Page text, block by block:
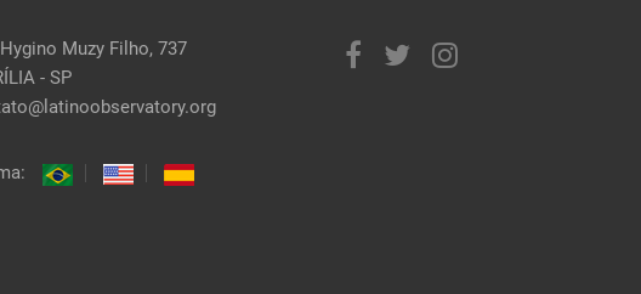
Muzy Filho, 737
- SP